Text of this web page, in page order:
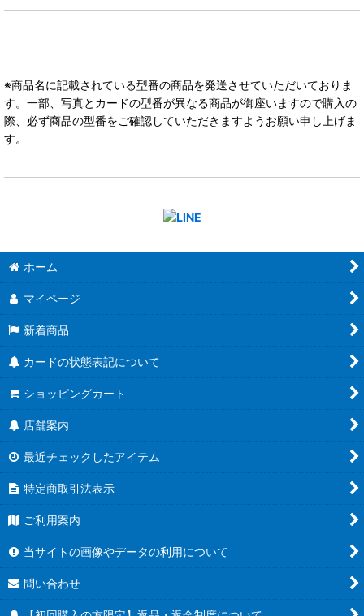
※商品名に記載されている型番の商品を発送させていただいておりま
す。一部、写真とカードの型番が異なる商品が御座いますので購入の
際、必ず商品の型番をご確認していただきますようお願い申し上げま
す。
ホーム
マイページ
新着商品
カードの状態表記について
ショッピングカート
店舗案内
最近チェックしたアイテム
特定商取引法表示
ご利用案内
当サイトの画像やデータの利用について
問い合わせ